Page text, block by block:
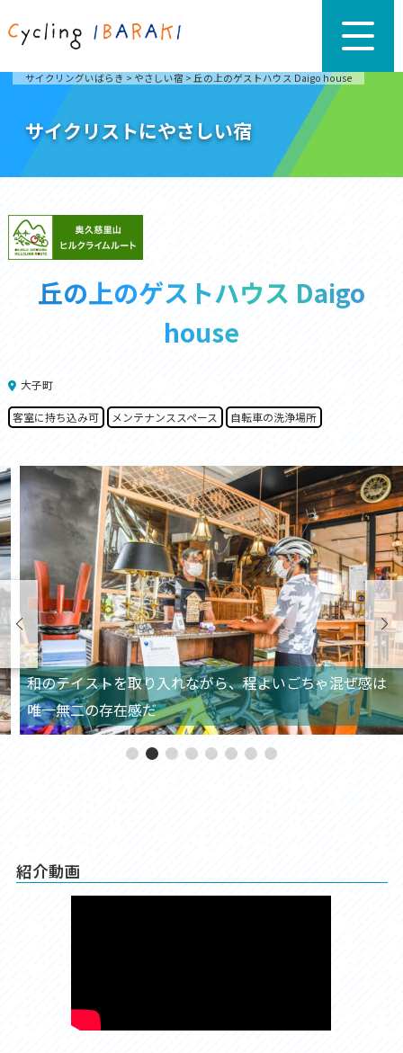
サイクリングいばらき > やさしい宿 > 丘の上のゲストハウス Daigo house
サイクリストにやさしい宿
丘の上のゲストハウス Daigo
house
大子町
客室に持ち込み可 メンテナンススペース 自転車の洗浄場所
和のテイストを取り入れながら、程よいごちゃ混ぜ感は
唯一無二の存在感だ
紹介動画